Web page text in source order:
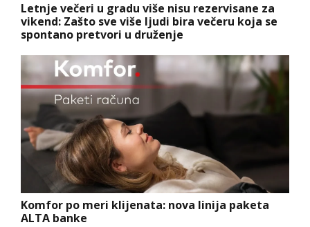
Letnje večeri u gradu više nisu rezervisane za
vikend: Zašto sve više ljudi bira večeru koja se
spontano pretvori u druženje
Komfor po meri klijenata: nova linija paketa
ALTA banke